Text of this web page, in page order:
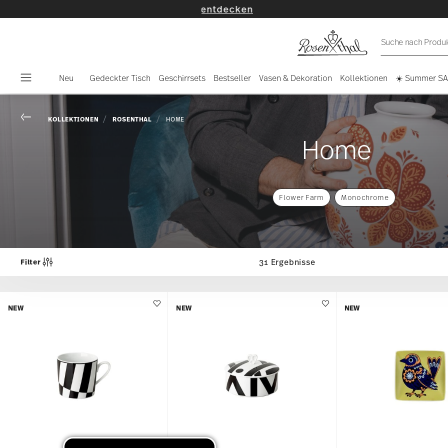
Suche nach
Neu Gedeckter Tisch Geschirrsets Bestseller Vasen & Dekoration Kollektionen ☀️ Summer
Go back
KOLLEKTIONEN ROSENTHAL HOME
Home
Flower Farm Monochrome
Filter 31 Ergebnisse
NEW NEW NEW